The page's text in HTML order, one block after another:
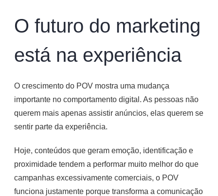
O futuro do marketing
está na experiência
O crescimento do POV mostra uma mudança
importante no comportamento digital. As pessoas não
querem mais apenas assistir anúncios, elas querem se
sentir parte da experiência.
Hoje, conteúdos que geram emoção, identificação e
proximidade tendem a performar muito melhor do que
campanhas excessivamente comerciais, o POV
funciona justamente porque transforma a comunicação